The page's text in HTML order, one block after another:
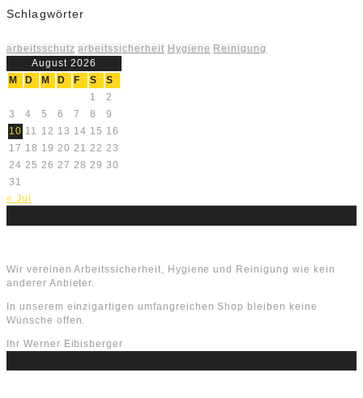
Schlagwörter
arbeitsschutz arbeitssicherheit Hygiene Reinigung
August 2026
M
D M D F S
S
1
2
3
4 5 6 7 8
9
10 11 12 13 14 15 16
17 18 19 20 21 22 23
24 25 26 27 28 29 30
31
« Jul
Wir vereinen Arbeitssicherheit, Hygiene und Reinigung wie kein
anderer Anbieter.
In unserem einzigartigen umfangreichen Shop bleiben keine
Wünsche offen.
Ihr Werner Eibisberger